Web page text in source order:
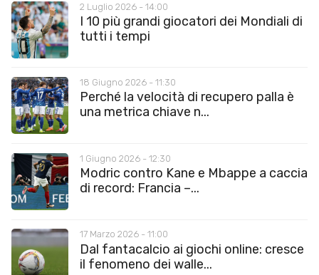
2 Luglio 2026 - 14:00
I 10 più grandi giocatori dei Mondiali di
tutti i tempi
18 Giugno 2026 - 11:30
Perché la velocità di recupero palla è
una metrica chiave n...
1 Giugno 2026 - 12:30
Modric contro Kane e Mbappe a caccia
di record: Francia –...
17 Marzo 2026 - 11:00
Dal fantacalcio ai giochi online: cresce
il fenomeno dei walle...